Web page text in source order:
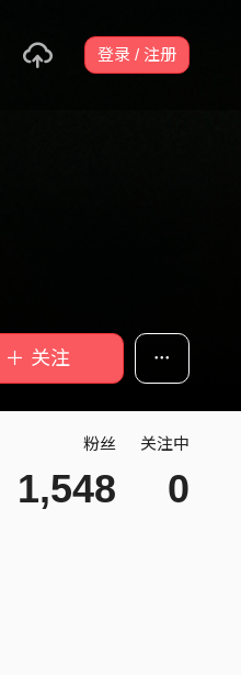
登录 / 注册
＋ 关注
粉丝
1,548
关注中
0